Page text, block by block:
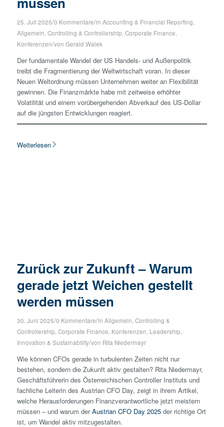
25. Juli 2025/0 Kommentare/in Accounting & Financial Reporting
Allgemein Controlling & Controllership Corporate Finance
Konferenzen/von Gerald Walek
Der fundamentale Wandel der US Handels- und Außenpolitik
treibt die Fragmentierung der Weltwirtschaft voran. In dieser
Neuen Weltordnung müssen Unternehmen weiter an Flexibilität
gewinnen. Die Finanzmärkte habe mit zeitweise erhöhter
Volatilität und einem vorübergehenden Abverkauf des US-Dollar
auf die jüngsten Entwicklungen reagiert.
Weiterlesen
Zurück zur Zukunft – Warum
gerade jetzt Weichen gestellt
werden müssen
30. Juni 2025/0 Kommentare/in Allgemein Controlling &
Controllership Corporate Finance Konferenzen Leadership,
Innovation & Sustainability/von Rita Niedermayr
Wie können CFOs gerade in turbulenten Zeiten nicht nur
bestehen, sondern die Zukunft aktiv gestalten? Rita Niedermayr,
Geschäftsführerin des Österreichischen Controller Instituts und
fachliche Leiterin des Austrian CFO Day, zeigt in ihrem Artikel,
welche Herausforderungen Finanzverantwortliche jetzt meistern
müssen – und warum derAustrian CFO Day 2025 der richtige Ort
ist, um Wandel aktiv mitzugestalten.